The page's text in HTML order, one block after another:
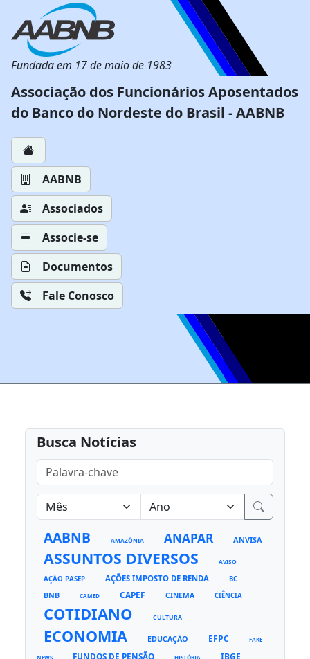
Fundada em 17 de maio de 1983
Associação dos Funcionários Aposentados
do Banco do Nordeste do Brasil - AABNB
AABNB
Associados
Associe-se
Documentos
Fale Conosco
Busca Notícias
AABNB AMAZÔNIA ANAPAR ANVISA
ASSUNTOS DIVERSOS AVISO
AÇÃO PASEP AÇÕES IMPOSTO DE RENDA BC
BNB CAMED CAPEF CINEMA CIÊNCIA
COTIDIANO CULTURA
ECONOMIA EDUCAÇÃO EFPC FAKE
NEWS FUNDOS DE PENSÃO HISTÓRIA IBGE